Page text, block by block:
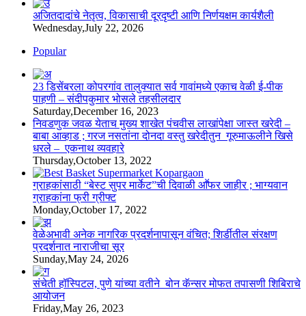
अजितदादांचे नेतृत्व, विकासाची दूरदृष्टी आणि निर्णयक्षम कार्यशैली
Wednesday,July 22, 2026
Popular
23 डिसेंबरला कोपरगांव तालुक्‍यात सर्व गावांमध्ये एकाच वेळी ई-पीक
पाहणी – संदीपकुमार भोसले तहसीलदार
Saturday,December 16, 2023
निवडणुक जवळ येताच मुख्य शाखेत पंचवीस लाखांपेक्षा जास्त खरेदी –
बाबा आव्हाड ; गरज नसतांना दोनदा वस्तु खरेदीतुन गूरुमाऊलीने खिसे
धरले – एकनाथ व्यवहारे
Thursday,October 13, 2022
ग्राहकांसाठी “बेस्ट सुपर मार्केट”ची दिवाळी आॕफर जाहीर ; भाग्यवान
ग्राहकांना फ्री ग्रीफ्ट
Monday,October 17, 2022
वेळेअभावी अनेक नागरिक प्रदर्शनापासून वंचित; शिर्डीतील संरक्षण
प्रदर्शनात नाराजीचा सूर
Sunday,May 24, 2026
संचेती हॉस्पिटल, पुणे यांच्या वतीने बोन कॅन्सर मोफत तपासणी शिबिराचे
आयोजन
Friday,May 26, 2023